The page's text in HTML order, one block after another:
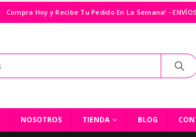
Compra Hoy y Recibe Tu Pedido En La Semana! -
NOSOTROS TIENDA BLOG